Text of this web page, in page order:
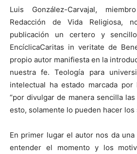
Luis González-Carvajal,
Redacción de Vida Religiosa,
publicación un certero y
EncíclicaCaritas in veritate de
propio autor manifiesta en la
nuestra fe. Teología para
intelectual ha estado marcada
“por divulgar de manera sencilla
esto, solamente lo pueden hacer los
En primer lugar el autor nos da
entender el momento y los